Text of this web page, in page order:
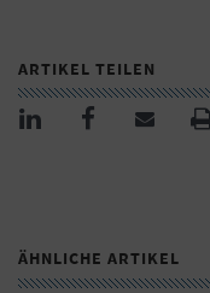
ARTIKEL TEILEN
ÄHNLICHE ARTIKEL